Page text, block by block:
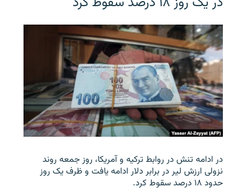
در ادامه تنش در روابط ترکیه و آمریکا، روز جمعه روند
نزولی ارزش لیر در برابر دلار ادامه یافت و ظرف یک روز
حدود ۱۸ درصد سقوط کرد.